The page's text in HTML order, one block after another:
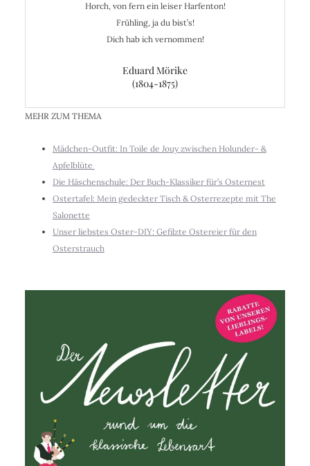
Horch, von fern ein leiser Harfenton!
Frühling, ja du bist’s!
Dich hab ich vernommen!
Eduard Mörike
(1804-1875)
MEHR ZUM THEMA
Mädchen-Outfit: In Toile de Jouy zwischen Holunder- &
Apfelblüte
Die Häschenschule: Der Buch-Klassiker für’s Osternest
Ostertafel: Mein gedeckter Tisch & Osterrezepte mit The
Salonette
Unser liebstes Oster-DIY: Gefilzte Ostereier für den
Osterstrauch